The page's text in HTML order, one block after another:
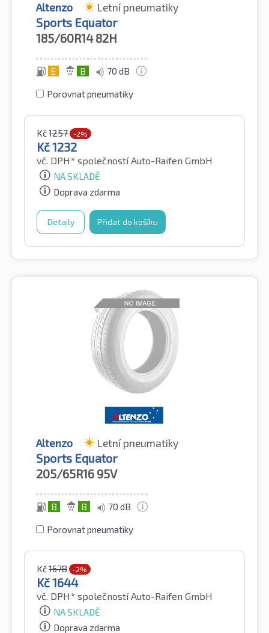
Altenzo Letní pneumatiky
Sports Equator
185/60R14 82H
E B 70 dB
Porovnat pneumatiky
Kč1257 -2%
Kč1232
vč. DPH* společností Auto-Raifen GmbH
NA SKLADĚ
Doprava zdarma
Detaily Přidat do košíku
Altenzo Letní pneumatiky
Sports Equator
205/65R16 95V
B B 70 dB
Porovnat pneumatiky
Kč1678 -2%
Kč1644
vč. DPH* společností Auto-Raifen GmbH
NA SKLADĚ
Doprava zdarma